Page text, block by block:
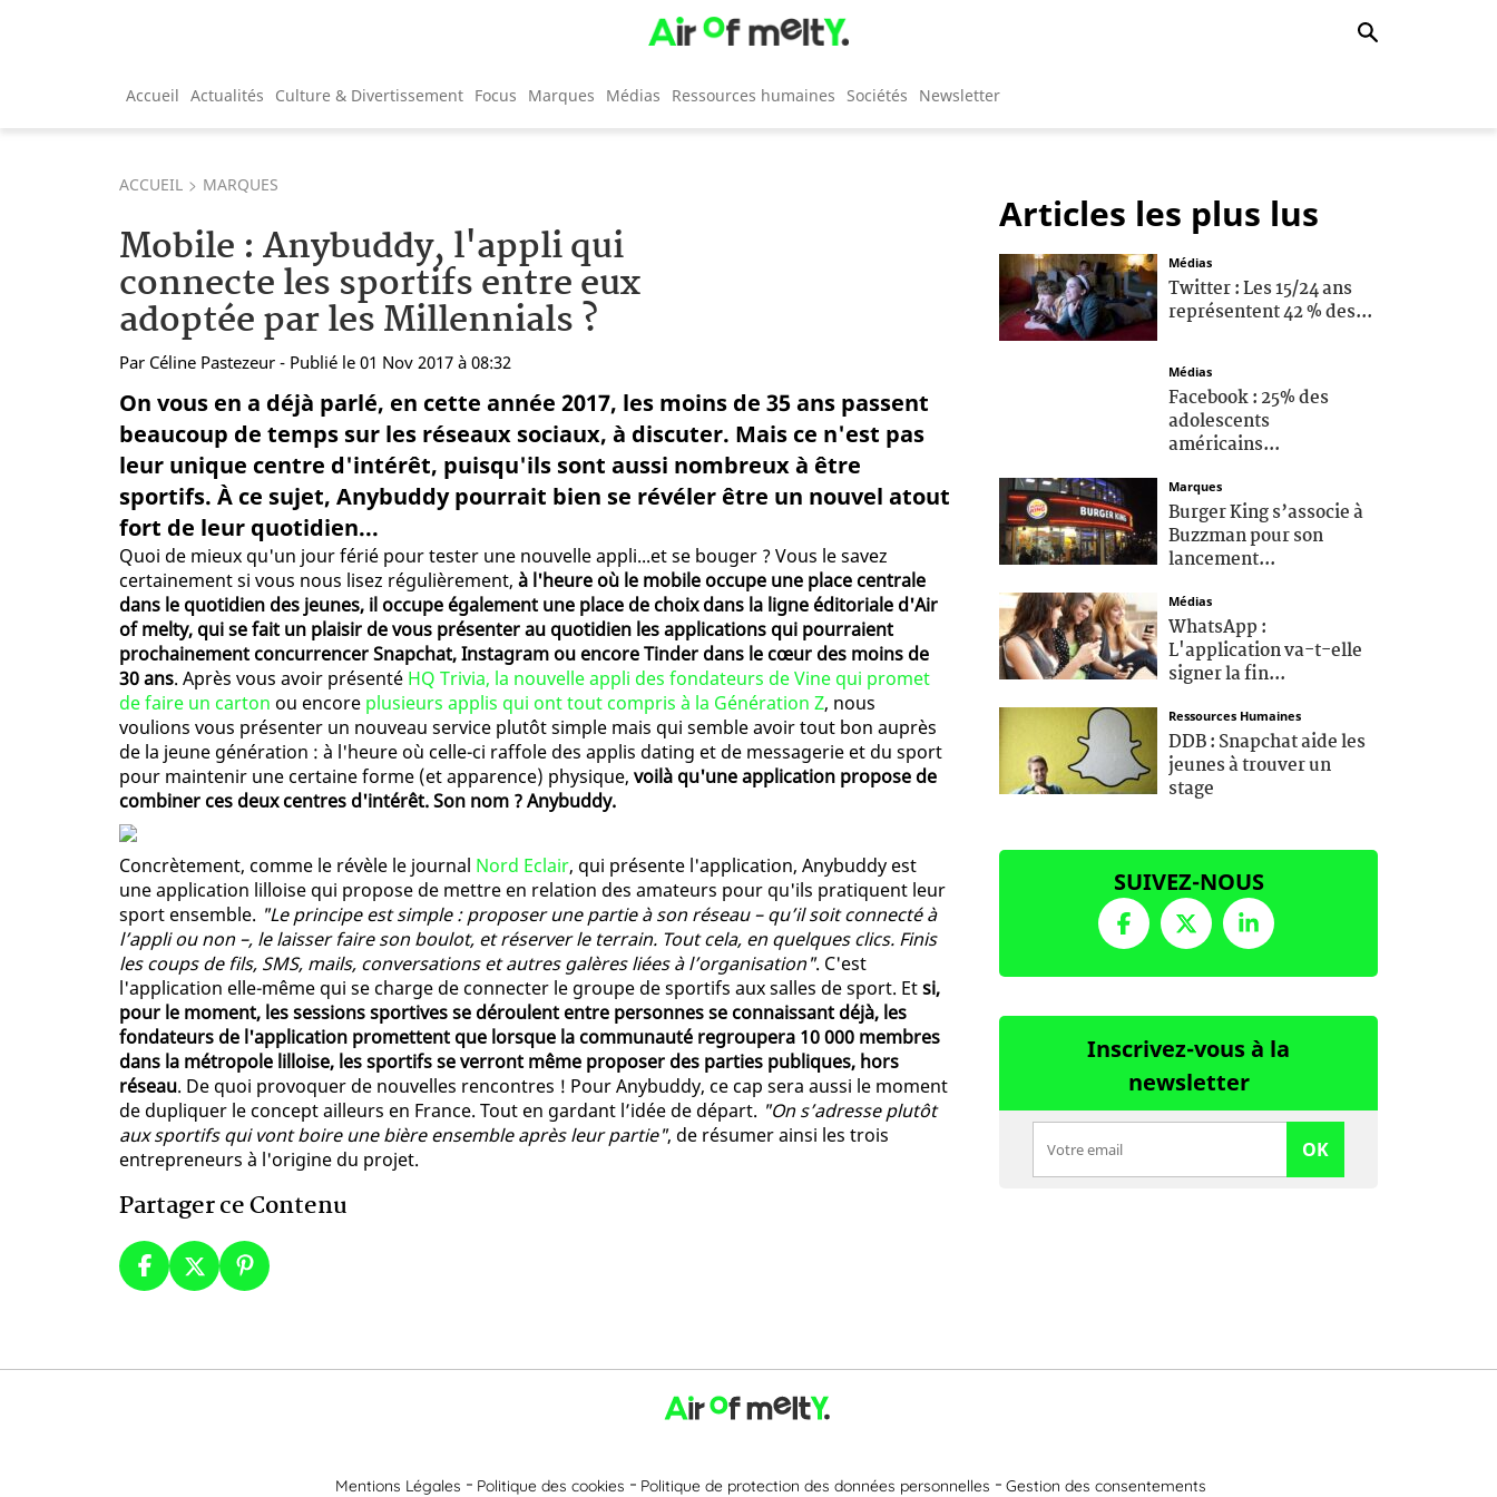
Accueil Actualités Culture & Divertissement Focus Marques Médias Ressources humaines Sociétés Newsletter
ACCUEIL MARQUES
Mobile : Anybuddy, l'appli qui
connecte les sportifs entre eux
adoptée par les Millennials ?
Par Céline Pastezeur - Publié le 01 Nov 2017 à 08:32
On vous en a déjà parlé, en cette année 2017, les moins de 35 ans passent
beaucoup de temps sur les réseaux sociaux, à discuter. Mais ce n'est pas
leur unique centre d'intérêt, puisqu'ils sont aussi nombreux à être
sportifs. À ce sujet, Anybuddy pourrait bien se révéler être un nouvel atout
fort de leur quotidien...
Quoi de mieux qu'un jour férié pour tester une nouvelle appli...et se bouger ? Vous le savez
certainement si vous nous lisez régulièrement, à l'heure où le mobile occupe une place centrale
dans le quotidien des jeunes, il occupe également une place de choix dans la ligne éditoriale d'Air
of melty, qui se fait un plaisir de vous présenter au quotidien les applications qui pourraient
prochainement concurrencer Snapchat, Instagram ou encore Tinder dans le cœur des moins de
30 ans. Après vous avoir présenté HQ Trivia, la nouvelle appli des fondateurs de Vine qui promet
de faire un carton ou encore plusieurs applis qui ont tout compris à la Génération Z, nous
voulions vous présenter un nouveau service plutôt simple mais qui semble avoir tout bon auprès
de la jeune génération : à l'heure où celle-ci raffole des applis dating et de messagerie et du sport
pour maintenir une certaine forme (et apparence) physique, voilà qu'une application propose de
combiner ces deux centres d'intérêt. Son nom ? Anybuddy.
Concrètement, comme le révèle le journal Nord Eclair, qui présente l'application, Anybuddy est
une application lilloise qui propose de mettre en relation des amateurs pour qu'ils pratiquent leur
sport ensemble. "Le principe est simple : proposer une partie à son réseau – qu’il soit connecté à
l’appli ou non –, le laisser faire son boulot, et réserver le terrain. Tout cela, en quelques clics. Finis
les coups de fils, SMS, mails, conversations et autres galères liées à l’organisation". C'est
l'application elle-même qui se charge de connecter le groupe de sportifs aux salles de sport. Etsi,
pour le moment, les sessions sportives se déroulent entre personnes se connaissant déjà, les
fondateurs de l'application promettent que lorsque la communauté regroupera 10 000 membres
dans la métropole lilloise, les sportifs se verront même proposer des parties publiques, hors
réseau. De quoi provoquer de nouvelles rencontres ! Pour Anybuddy, ce cap sera aussi le moment
de dupliquer le concept ailleurs en France. Tout en gardant l’idée de départ. "On s’adresse plutôt
aux sportifs qui vont boire une bière ensemble après leur partie", de résumer ainsi les trois
entrepreneurs à l'origine du projet.
Partager ce Contenu
Articles les plus lus
Médias
Twitter : Les 15/24 ans
représentent 42 % des...
Médias
Facebook : 25% des
adolescents
américains...
Marques
Burger King s’associe à
Buzzman pour son
lancement...
Médias
WhatsApp :
L'application va-t-elle
signer la fin...
Ressources Humaines
DDB : Snapchat aide les
jeunes à trouver un
stage
SUIVEZ-NOUS
Inscrivez-vous à la
newsletter
OK
Mentions Légales Politique des cookies Politique de protection des données personnelles Gestion des consentements